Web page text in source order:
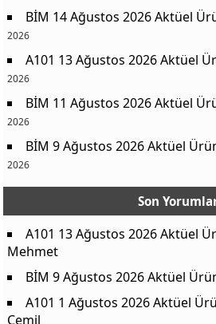
BİM 14 Ağustos 2026 Aktüel
2026
A101 13 Ağustos 2026 Aktüel
2026
BİM 11 Ağustos 2026 Aktüel
2026
BİM 9 Ağustos 2026 Aktüel
2026
Son
A101 13 Ağustos 2026 Aktüel
Mehmet
BİM 9 Ağustos 2026 Aktüel
A101 1 Ağustos 2026 Aktüel
Cemil